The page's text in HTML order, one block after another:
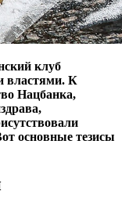
клуб
властями. К
Нацбанка,
основные тезисы